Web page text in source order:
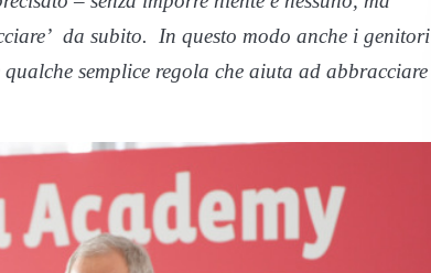
da subito. In questo modo anche i genitori
semplice regola che aiuta ad abbracciare